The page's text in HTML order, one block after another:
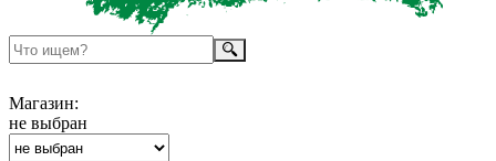
Магазин:
не выбран